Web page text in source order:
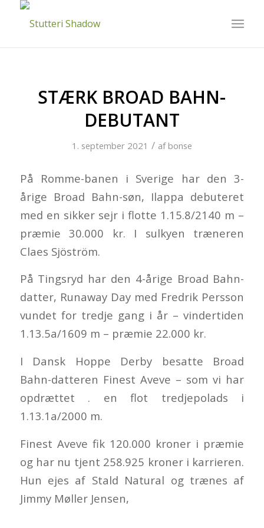
STÆRK BROAD BAHN-
DEBUTANT
1. september 2021 / afbonse
På Romme-banen i Sverige har den 3-
årige Broad Bahn-søn, Ilappa debuteret
med en sikker sejr i flotte 1.15.8/2140 m –
præmie 30.000 kr. I sulkyen træneren
Claes Sjöström.
På Tingsryd har den 4-årige Broad Bahn-
datter, Runaway Day med Fredrik Persson
vundet for tredje gang i år – vindertiden
1.13.5a/1609 m – præmie 22.000 kr.
I Dansk Hoppe Derby besatte Broad
Bahn-datteren Finest Aveve – som vi har
opdrættet . en flot tredjepolads i
1.13.1a/2000 m.
Finest Aveve fik 120.000 kroner i præmie
og har nu tjent 258.925 kroner i karrieren.
Hun ejes af Stald Natural og trænes af
Jimmy Møller Jensen,